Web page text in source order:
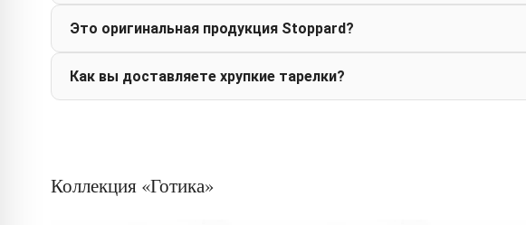
Это оригинальная продукция Stoppard?
Как вы доставляете хрупкие тарелки?
Коллекция «Готика»